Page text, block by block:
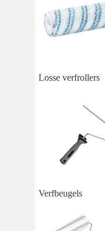
Losse verfrollers
Verfbeugels